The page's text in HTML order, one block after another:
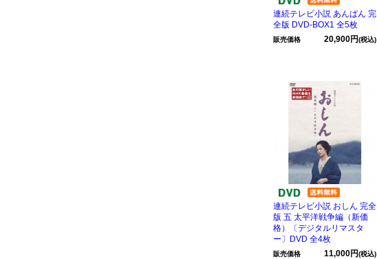
連続テレビ小説 あんぱん 完
全版 DVD-BOX1 全5枚
販売価格 20,900円(税込)
連続テレビ小説 おしん 完全
版 五 太平洋戦争編（新価
格）〔デジタルリマスタ
ー〕DVD 全4枚
販売価格 11,000円(税込)